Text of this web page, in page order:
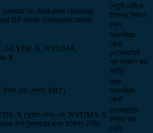
on dual-pass cleaning
RF mesh communications
পেটেন্ট অধীনে
উপাদান নির্বাচন
করুন
GLYDE-X, NYUMA,
X
স্বয়ংক্রিয়
রোবট
(ওয়েবসাইটে
নাম প্রকাশ করা
হয়নি)
এন্ড-প্লেস, PBT)
আধা
স্বয়ংক্রিয়
রোবট
X (ডুয়াল-পাস) এবং NYUMA-X
অক্ষ ট্র্যাকারের জন্য উদ্দেশ্য-নির্মিত
ওয়েবসাইটে
নিশ্চিত করা
হয়নি